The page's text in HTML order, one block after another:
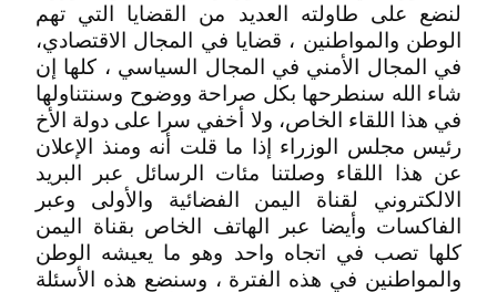
لنضع على طاولته العديد من القضايا التي تهم
الوطن والمواطنين ، قضايا في المجال الاقتصادي،
في المجال الأمني في المجال السياسي ، كلها إن
شاء الله سنطرحها بكل صراحة ووضوح وسنتناولها
في هذا اللقاء الخاص، ولا أخفي سرا على دولة الأخ
رئيس مجلس الوزراء إذا ما قلت أنه ومنذ الإعلان
عن هذا اللقاء وصلتنا مئات الرسائل عبر البريد
الالكتروني لقناة اليمن الفضائية والأولى وعبر
الفاكسات وأيضا عبر الهاتف الخاص بقناة اليمن
كلها تصب في اتجاه واحد وهو ما يعيشه الوطن
والمواطنين في هذه الفترة ، وسنضع هذه الأسئلة